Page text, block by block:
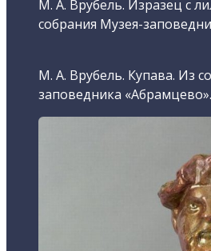
М. А. Врубель. Изразец с
собрания Музея-
М. А. Врубель. Купава. Из
заповедника «Абрамцево».